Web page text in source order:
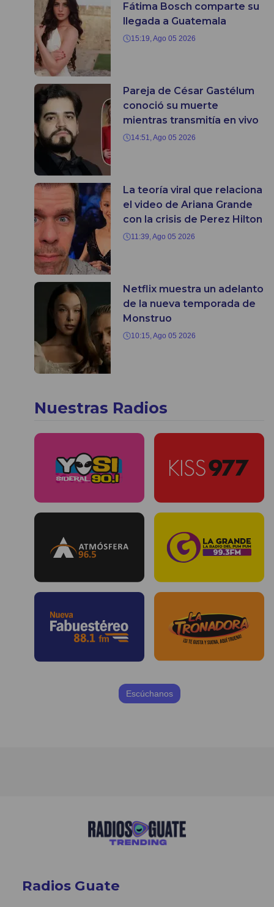
Fátima Bosch comparte su
llegada a Guatemala
15:19, Ago 05 2026
Pareja de César Gastélum
conoció su muerte
mientras transmitía en vivo
14:51, Ago 05 2026
La teoría viral que relaciona
el video de Ariana Grande
con la crisis de Perez Hilton
11:39, Ago 05 2026
Netflix muestra un adelanto
de la nueva temporada de
Monstruo
10:15, Ago 05 2026
Nuestras Radios
Escúchanos
Radios Guate